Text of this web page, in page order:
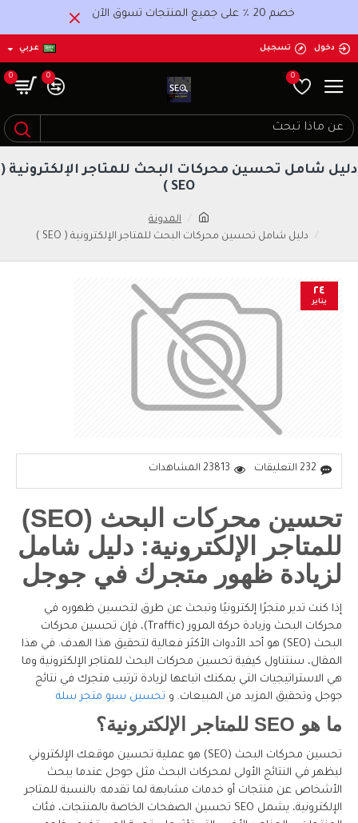
خصم 20 ٪ على جميع المنتجات تسوق الآن
دخول تسجيل عربي
0
0
0
المدونة
دليل شامل تحسين محركات البحث للمتاجر الإلكترونية ( SEO )
دليل شامل تحسين محركات البحث للمتاجر الإلكترونية (
SEO )
٢٤
يناير
232 التعليقات 23813 المشاهدات
تحسين محركات البحث (SEO)
للمتاجر الإلكترونية: دليل شامل
لزيادة ظهور متجرك في جوجل
إذا كنت تدير متجرًا إلكترونيًا وتبحث عن طرق لتحسين ظهوره في
محركات البحث وزيادة حركة المرور (Traffic)، فإن تحسين محركات
البحث (SEO) هو أحد الأدوات الأكثر فعالية لتحقيق هذا الهدف. في هذا
المقال، سنتناول كيفية تحسين محركات البحث للمتاجر الإلكترونية وما
هي الاستراتيجيات التي يمكنك اتباعها لزيادة ترتيب متجرك في نتائج
جوجل وتحقيق المزيد من المبيعات. و تحسين سيو متجر سله
ما هو SEO للمتاجر الإلكترونية؟
تحسين محركات البحث (SEO) هو عملية تحسين موقعك الإلكتروني
ليظهر في النتائج الأولى لمحركات البحث مثل جوجل عندما يبحث
الأشخاص عن منتجات أو خدمات مشابهة لما تقدمه. بالنسبة للمتاجر
الإلكترونية، يشمل SEO تحسين الصفحات الخاصة بالمنتجات، فئات